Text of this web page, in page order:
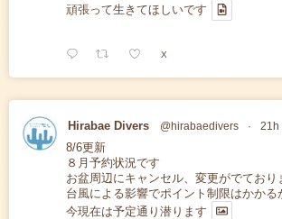
頑張って生きてほしいです
X
Hirabae Divers @hirabaedivers · 21h
8/6更新
８月予約状況です
お盆周辺にキャンセル、変更がでており
台風による影響でポイント制限はかかる
今現在は予定通り潜ります